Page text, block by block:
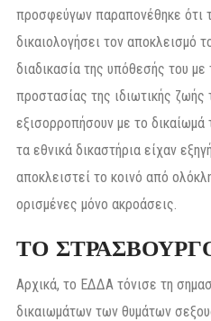
προσφεύγων παραπονέθηκε ότι
δικαιολογήσει τον αποκλεισμό
διαδικασία της υπόθεσής του με
προστασίας της ιδιωτικής ζωής
εξισορροπήσουν με το
τα εθνικά δικαστήρια είχαν
αποκλειστεί το κοινό από
ορισμένες μόνο ακροάσεις.
ΤΟ
Αρχικά, το ΕΔΔΑ τόνισε τη
δικαιωμάτων των θυμάτων